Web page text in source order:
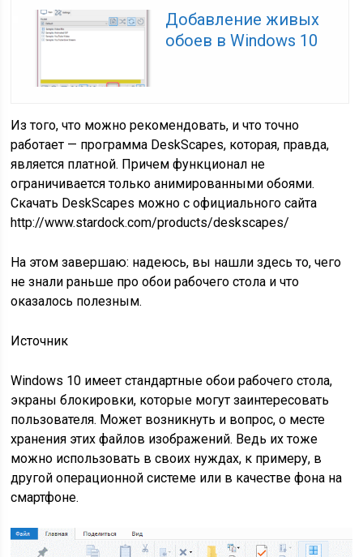
Добавление живых
обоев в Windows 10
Из того, что можно рекомендовать, и что точно
работает — программа DeskScapes, которая, правда,
является платной. Причем функционал не
ограничивается только анимированными обоями.
Скачать DeskScapes можно с официального сайта
http://www.stardock.com/products/deskscapes/
На этом завершаю: надеюсь, вы нашли здесь то, чего
не знали раньше про обои рабочего стола и что
оказалось полезным.
Источник
Windows 10 имеет стандартные обои рабочего стола,
экраны блокировки, которые могут заинтересовать
пользователя. Может возникнуть и вопрос, о месте
хранения этих файлов изображений. Ведь их тоже
можно использовать в своих нуждах, к примеру, в
другой операционной системе или в качестве фона на
смартфоне.